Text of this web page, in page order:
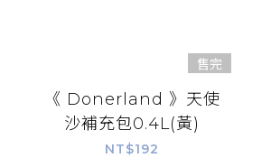
售完
《 Donerland 》天使
沙補充包0.4L(黃)
NT$192